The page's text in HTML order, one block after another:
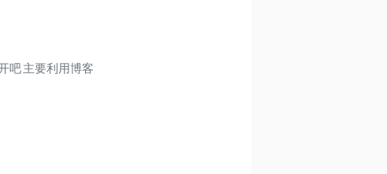
吧 主要利用博客